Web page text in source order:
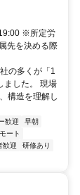
※所定労
先を決める際
の多くが「1
ました。 現場
構造を理解し
歓迎
早朝
ート
歓迎
研修あり